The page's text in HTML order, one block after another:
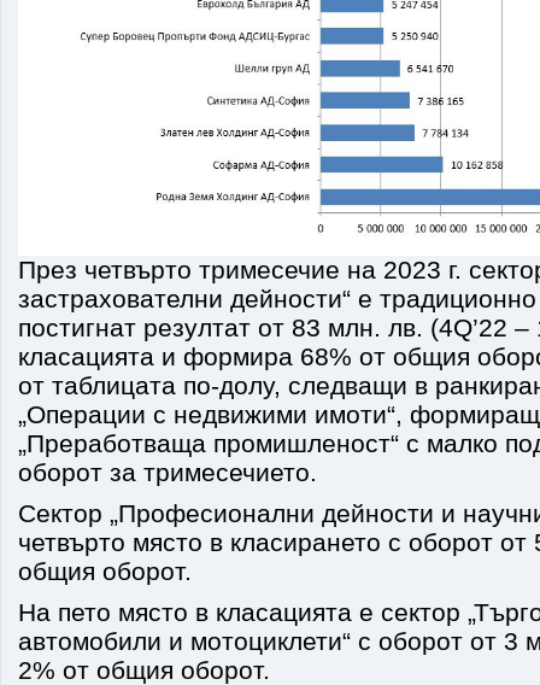
През четвърто тримесечие на 2023 г.
застрахователни дейности“ е
постигнат резултат от 83 млн. лв. (4Q’22
класацията и формира 68% от общия
от таблицата по-долу, следващи в
„Операции с недвижими имоти“, формиращ
„Преработваща промишленост“ с малко
оборот за тримесечието.
Сектор „Професионални дейности и
четвърто място в класирането с оборот
общия оборот.
На пето място в класацията e сектор
автомобили и мотоциклети“ с оборот от 3
2% от общия оборот.